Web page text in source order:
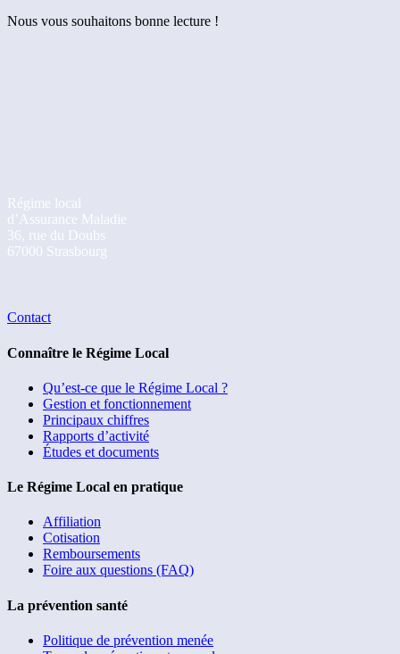
Nous vous souhaitons bonne lecture !
Régime local
d’Assurance Maladie
36, rue du Doubs
67000 Strasbourg
Contact
Connaître le Régime Local
Qu’est-ce que le Régime Local ?
Gestion et fonctionnement
Principaux chiffres
Rapports d’activité
Études et documents
Le Régime Local en pratique
Affiliation
Cotisation
Remboursements
Foire aux questions (FAQ)
La prévention santé
Politique de prévention menée